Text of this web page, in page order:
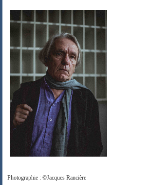
Photographie : ©Jacques Rancière